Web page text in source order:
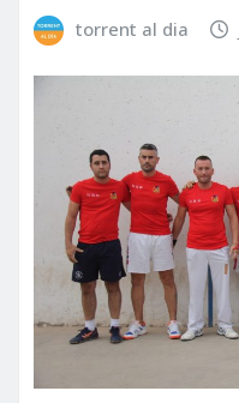
torrent al dia